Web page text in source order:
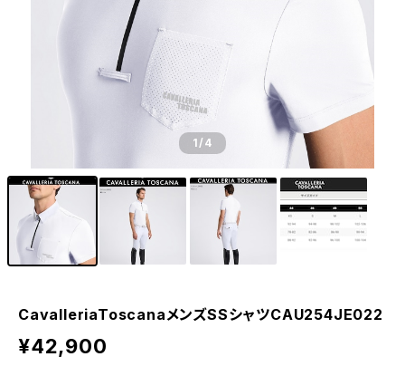
1/4
CavalleriaToscanaメンズSSシャツCAU254JE022
¥42,900